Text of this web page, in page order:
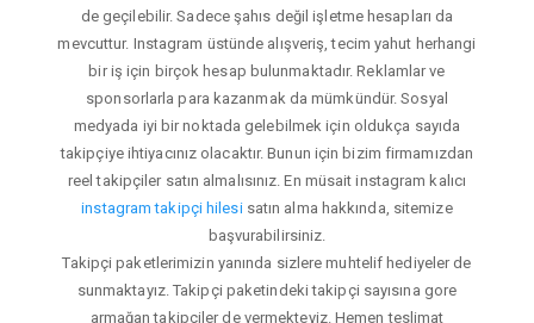
de geçilebilir. Sadece şahıs değil işletme hesapları da
mevcuttur. Instagram üstünde alışveriş, tecim yahut herhangi
bir iş için birçok hesap bulunmaktadır. Reklamlar ve
sponsorlarla para kazanmak da mümkündür. Sosyal
medyada iyi bir noktada gelebilmek için oldukça sayıda
takipçiye ihtiyacınız olacaktır. Bunun için bizim firmamızdan
reel takipçiler satın almalısınız. En müsait instagram kalıcı
instagram takipçi hilesisatın alma hakkında, sitemize
başvurabilirsiniz.
Takipçi paketlerimizin yanında sizlere muhtelif hediyeler de
sunmaktayız. Takipçi paketindeki takipçi sayısına gore
armağan takipçiler de vermekteyiz. Hemen teslimat